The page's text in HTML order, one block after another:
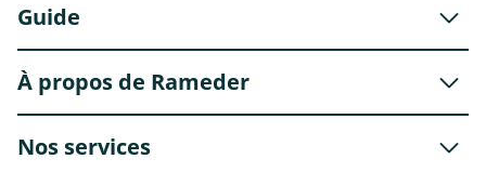
Guide
À propos de Rameder
Nos services